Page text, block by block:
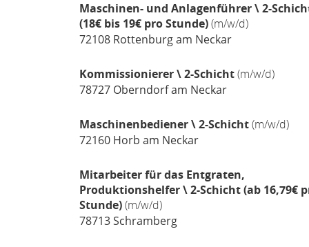
Maschinen- und Anlagenführer \ 2-
(18€ bis 19€ pro Stunde)(m/w/d)
72108Rottenburg am Neckar
Kommissionierer \ 2-Schicht(m/w/d)
78727Oberndorf am Neckar
Maschinenbediener \ 2-Schicht(m/w/d)
72160Horb am Neckar
Mitarbeiter für das Entgraten,
Produktionshelfer \ 2-Schicht (ab 16,79€
Stunde)(m/w/d)
78713Schramberg